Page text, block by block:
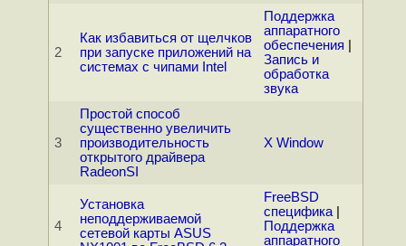
2
Как избавиться от щелчков
при запуске приложений на
системах с чипами Intel
Поддержка
аппаратного
обеспечения
Запись и
обработка
звука
3
Простой способ
существенно увеличить
производительность
открытого драйвера
RadeonSI
X Window
4
Установка
неподдерживаемой
сетевой карты ASUS
FreeBSD
специфика|
Поддержка
аппаратного